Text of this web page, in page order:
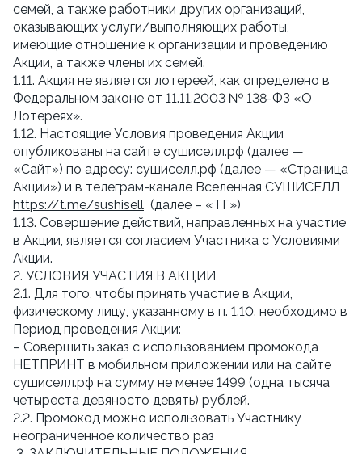
семей, а также работники других организаций,
оказывающих услуги/выполняющих работы,
имеющие отношение к организации и проведению
Акции, а также члены их семей.
1.11. Акция не является лотереей, как определено в
Федеральном законе от 11.11.2003 № 138-ФЗ «О
Лотереях».
1.12. Настоящие Условия проведения Акции
опубликованы на сайте сушиселл.рф (далее —
«Сайт») по адресу: сушиселл.рф (далее — «Страница
Акции») и в телеграм-канале Вселенная СУШИСЕЛЛ
https://t.me/sushisell (далее – «ТГ»)
1.13. Совершение действий, направленных на участие
в Акции, является согласием Участника с Условиями
Акции.
2. УСЛОВИЯ УЧАСТИЯ В АКЦИИ
2.1. Для того, чтобы принять участие в Акции,
физическому лицу, указанному в п. 1.10. необходимо в
Период проведения Акции:
– Совершить заказ с использованием промокода
НЕТПРИНТ в мобильном приложении или на сайте
сушиселл.рф на сумму не менее 1499 (одна тысяча
четыреста девяносто девять) рублей.
2.2. Промокод можно использовать Участнику
неограниченное количество раз